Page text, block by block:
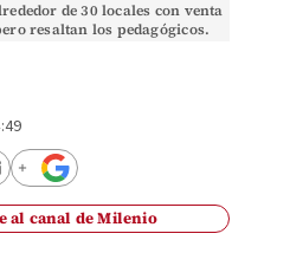
de 30 locales con venta
resaltan los pedagógicos.
al canal de Milenio